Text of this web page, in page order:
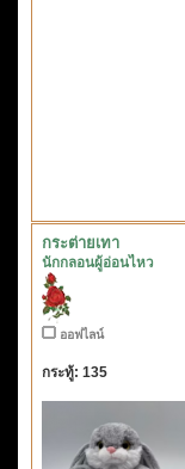
กระต่ายเทา
นักกลอนผู้อ่อนไหว
ออฟไลน์
กระทู้: 135